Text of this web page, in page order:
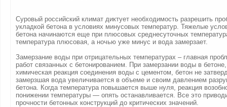
Суровый российский климат диктует необходимость разрешить
укладкой бетона в условиях минусовых температур. Тяжелые
бетона начинаются еще при плюсовых среднесуточных
температура плюсовая, а ночью уже минус и вода замерзает.
Замерзание воды при отрицательных температурах – главная
работ связанных с бетонированием. При замерзании воды в
химическая реакция соединения воды с цементом, бетон не
замерзшая вода увеличивается в объеме и своим давлением
бетона. Когда температура повышается выше нуля, реакция
понижении температуры — опять останавливается. Все это
прочности бетонных конструкций до критических значений.